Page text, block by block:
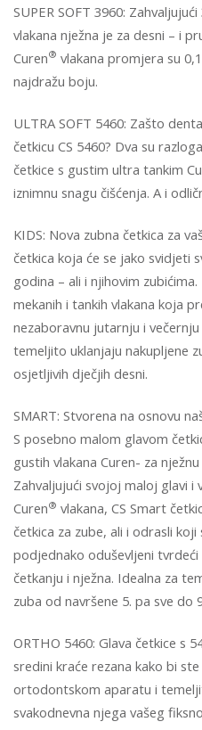
SUPER SOFT 3960:
vlakana nježna je za desni – i
Curen® vlakana promjera su
najdražu boju.
ULTRA SOFT 5460: Zašto
četkicu CS 5460? Dva su
četkice s gustim ultra tankim
iznimnu snagu čišćenja. A i
KIDS: Nova zubna četkica za
četkica koja će se jako svidjeti
godina – ali i njihovim
mekanih i tankih vlakana koja
nezaboravnu jutarnju i večernju
temeljito uklanjaju nakupljene
osjetljivih dječjih desni.
SMART: Stvorena na osnovu
S posebno malom glavom
gustih vlakana Curen- za
Zahvaljujući svojoj maloj glavi i
Curen® vlakana, CS Smart
četkica za zube, ali i odrasli
podjednako oduševljeni
četkanju i nježna. Idealna za
zuba od navršene 5. pa sve do
ORTHO 5460: Glava četkice s
sredini kraće rezana kako bi
ortodontskom aparatu i
svakodnevna njega vašeg